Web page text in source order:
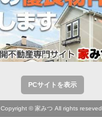
PCサイトを表示
Copyright © 家みつ All rights reseved.